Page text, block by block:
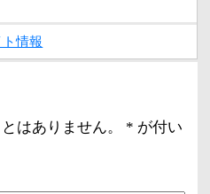
情報
はありません。 * が付い